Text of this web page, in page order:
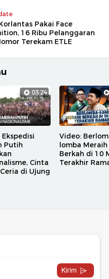
Pakai Face
16 Ribu Pelanggaran
Terekam ETLE
03:24
Putih
Cinta
di Ujung
Video:
lomba Meraih
Berkah di 10
Terakhir